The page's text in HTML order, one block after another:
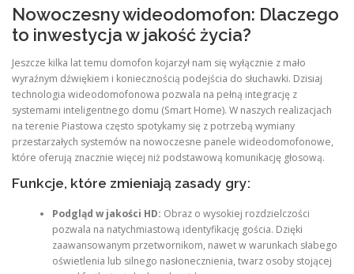
Nowoczesny wideodomofon: Dlaczego
to inwestycja w jakość życia?
Jeszcze kilka lat temu domofon kojarzył nam się wyłącznie z mało
wyraźnym dźwiękiem i koniecznością podejścia do słuchawki. Dzisiaj
technologia wideodomofonowa pozwala na pełną integrację z
systemami inteligentnego domu (Smart Home). W naszych realizacjach
na terenie Piastowa często spotykamy się z potrzebą wymiany
przestarzałych systemów na nowoczesne panele wideodomofonowe,
które oferują znacznie więcej niż podstawową komunikację głosową.
Funkcje, które zmieniają zasady gry:
Podgląd w jakości HD: Obraz o wysokiej rozdzielczości
pozwala na natychmiastową identyfikację gościa. Dzięki
zaawansowanym przetwornikom, nawet w warunkach słabego
oświetlenia lub silnego nasłonecznienia, twarz osoby stojącej